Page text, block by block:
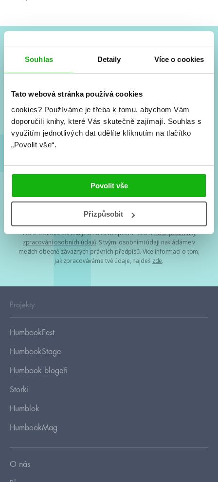
Souhlas Detaily Více o cookies
Tato webová stránka používá cookies
cookies? Používáme je třeba k tomu, abychom Vám
doporučili knihy, které Vás skutečně zajímají. Souhlas s
využitím jednotlivých dat udělíte kliknutím na tlačítko
„Povolit vše“.
Povolit vše
Přizpůsobit
#HumbookNews
a seriálové adaptace a další.
Tvá e-mailová adresa je u nás v bezpečí. Přečti sinaše podmínky
zpracování osobních údajů. S tvými osobními údaji nakládáme v
mezích obecně závazných právních předpisů. Více informací o tom,
jak zpracováváme tvé údaje, najdeš zde.
Projekty
HumbookFest
HumbookStage
Humbook blogeři
Storki
Humblok
HumbookMag
O nás